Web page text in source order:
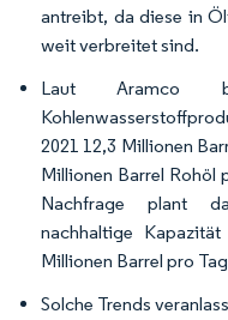
antreibt, da diese in
weit verbreitet sind.
Laut Aramco
2021 12,3 Millionen
Millionen Barrel Rohöl
Nachfrage plant
nachhaltige
Millionen Barrel pro
Solche Trends